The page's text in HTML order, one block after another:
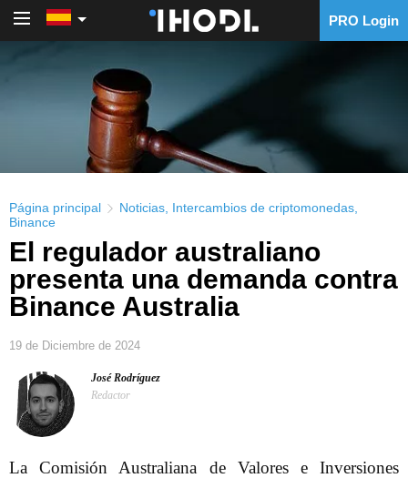
PRO Login
Página principal Noticias Intercambios de criptomonedas
Binance
El regulador australiano
presenta una demanda contra
Binance Australia
19 de Diciembre de 2024
José Rodríguez
Redactor
La Comisión Australiana de Valores e Inversiones